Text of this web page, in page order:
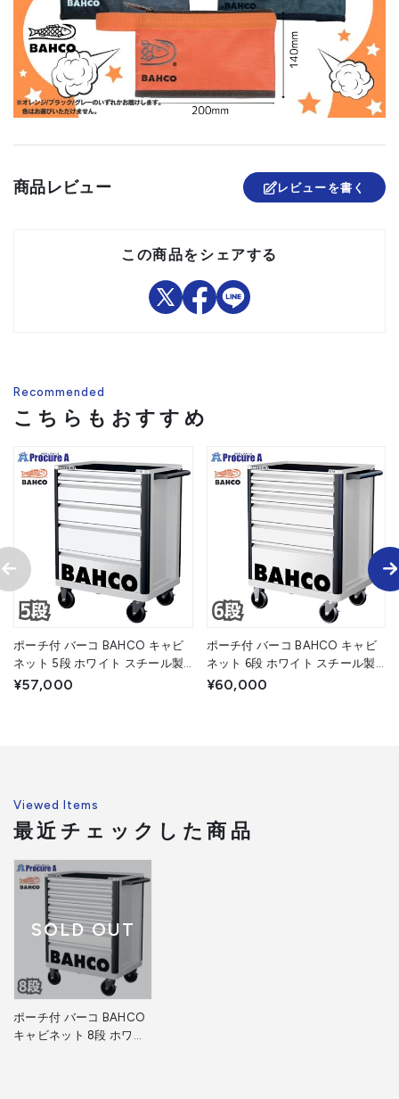
商品レビュー レビューを書く
この商品をシェアする
Recommended
こちらもおすすめ
ポーチ付 バーコ BAHCO キャビ
ネット 5段 ホワイト スチール製
ワゴン ツールストレージエント
¥57,000
ポーチ付 バーコ BAHCO キャビ
ネット 6段 ホワイト スチール製
ワゴン ツールストレージエント
¥60,000
Viewed Items
最近チェックした商品
SOLD OUT
ポーチ付 バーコ BAHCO
キャビネット 8段 ホワイ